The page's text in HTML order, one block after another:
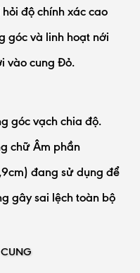
độ chính xác cao
góc và linh hoạt nới
vào cung Đỏ.
góc vạch chia độ.
chữ Âm phần
đang sử dụng để
gây sai lệch toàn bộ